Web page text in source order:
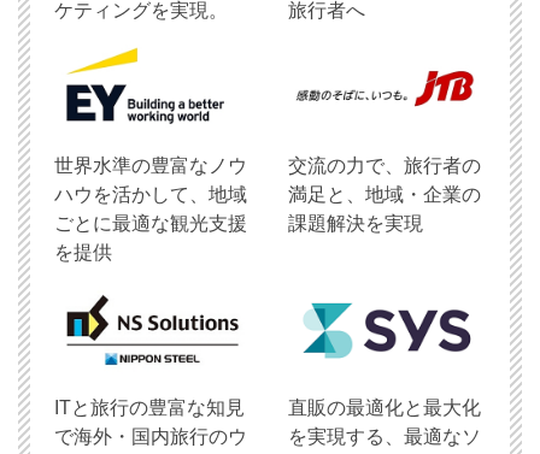
ケティングを実現。 旅行者へ
世界水準の豊富なノウ
ハウを活かして、地域
ごとに最適な観光支援
を提供
交流の力で、旅行者の
満足と、地域・企業の
課題解決を実現
ITと旅行の豊富な知見
で海外・国内旅行のウ
直販の最適化と最大化
を実現する、最適なソ